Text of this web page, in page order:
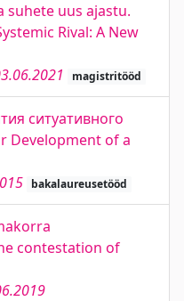
suhete uus ajastu.
Rival: A New
magistritööd
ситуативного
Development of a
bakalaureusetööd
contestation of